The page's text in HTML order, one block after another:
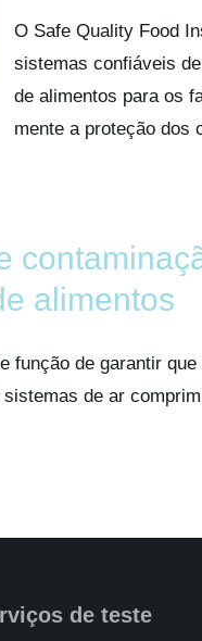
O Safe Quality Food
sistemas confiáveis
de alimentos para os
mente a proteção dos
alimentos
função de garantir
de ar
de teste